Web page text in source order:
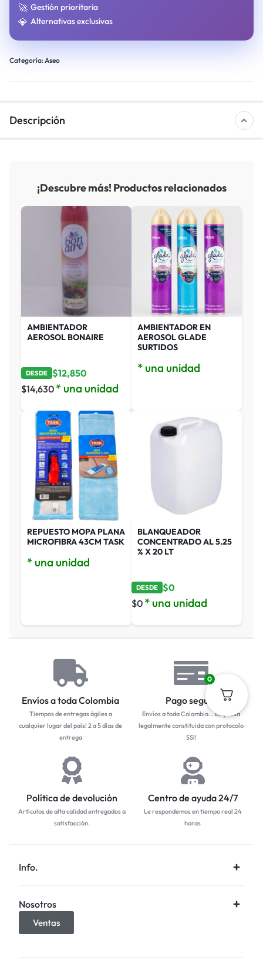
🚀 Gestión prioritaria
💎 Alternativas exclusivas
Categoría: Aseo
Descripción
¡Descubre más! Productos relacionados
AMBIENTADOR
AEROSOL BONAIRE
DESDE $12,850
$14,630 * una unidad
AMBIENTADOR EN
AEROSOL GLADE
SURTIDOS
* una unidad
REPUESTO MOPA PLANA
MICROFIBRA 43CM TASK
* una unidad
BLANQUEADOR
CONCENTRADO AL 5.25
% X 20 LT
DESDE $0
$0 * una unidad
Envíos a toda Colombia
Tiempos de entregas ágiles a
cualquier lugar del país! 2 a 5 días de
entrega
Pago seguro
Envíos a toda Colombia... Empresa
legalmente constituida con protocolo
SSl!
Política de devolución
Artículos de alta calidad entregados a
satisfacción.
Centro de ayuda 24/7
Le respondemos en tiempo real 24
horas
Info.
Nosotros
Ventas
0